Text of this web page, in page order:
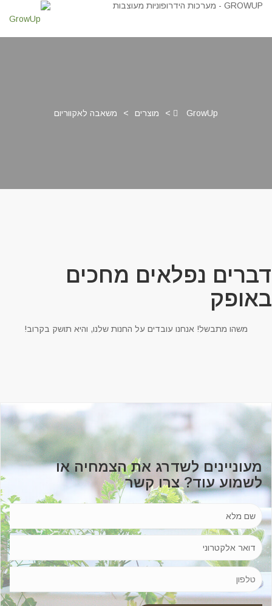
GrowUp
> מוצרים > משאבה לאקווריום
נפלאים מחכים
משהו מתבשל! אנחנו עובדים על החנות שלנו, והיא תושק בקרוב!
מעוניינים לשדרג את הצמחיה או
לשמוע עוד? צרו קשר